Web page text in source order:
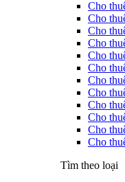
Cho
Cho
Cho
Cho
Cho
Cho
Cho
Cho
Cho
Cho
Cho
Cho
Tìm theo loại